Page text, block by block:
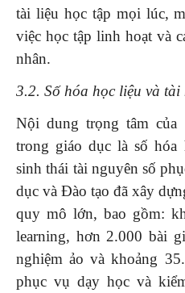
tài liệu học tập mọi lúc,
việc học tập linh hoạt và
nhân.
3.2. Số hóa học liệu và tài
Nội dung trọng tâm của
trong giáo dục là số
sinh thái tài nguyên số
dục và Đào tạo đã xây
quy mô lớn, bao gồm:
learning, hơn 2.000 bài
nghiệm ảo và khoảng
phục vụ dạy học và